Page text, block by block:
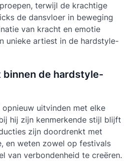
terwijl de krachtige
de dansvloer in beweging
van kracht en emotie
unieke artiest in de hardstyle-
binnen de hardstyle-
uitvinden met elke
hij zijn kenmerkende stijl blijft
zijn doordrenkt met
en weten zowel op festivals
van verbondenheid te creëren.